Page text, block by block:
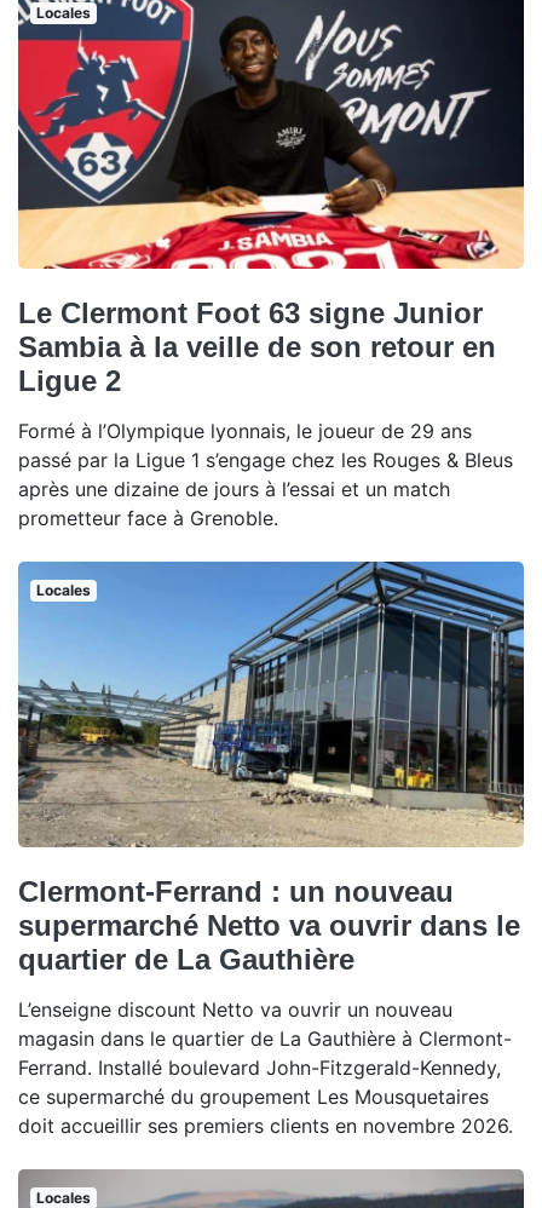
Locales
Le Clermont Foot 63 signe Junior
Sambia à la veille de son retour en
Ligue 2
Formé à l’Olympique lyonnais, le joueur de 29 ans
passé par la Ligue 1 s’engage chez les Rouges & Bleus
après une dizaine de jours à l’essai et un match
prometteur face à Grenoble.
Locales
Clermont-Ferrand : un nouveau
supermarché Netto va ouvrir dans le
quartier de La Gauthière
L’enseigne discount Netto va ouvrir un nouveau
magasin dans le quartier de La Gauthière à Clermont-
Ferrand. Installé boulevard John-Fitzgerald-Kennedy,
ce supermarché du groupement Les Mousquetaires
doit accueillir ses premiers clients en novembre 2026.
Locales